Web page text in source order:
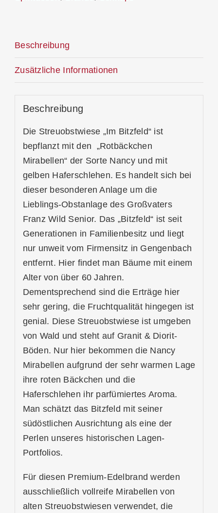
Beschreibung
Zusätzliche Informationen
Beschreibung
Die Streuobstwiese „Im Bitzfeld“ ist
bepflanzt mit den „Rotbäckchen
Mirabellen“ der Sorte Nancy und mit
gelben Haferschlehen. Es handelt sich bei
dieser besonderen Anlage um die
Lieblings-Obstanlage des Großvaters
Franz Wild Senior. Das „Bitzfeld“ ist seit
Generationen in Familienbesitz und liegt
nur unweit vom Firmensitz in Gengenbach
entfernt. Hier findet man Bäume mit einem
Alter von über 60 Jahren.
Dementsprechend sind die Erträge hier
sehr gering, die Fruchtqualität hingegen ist
genial. Diese Streuobstwiese ist umgeben
von Wald und steht auf Granit & Diorit-
Böden. Nur hier bekommen die Nancy
Mirabellen aufgrund der sehr warmen Lage
ihre roten Bäckchen und die
Haferschlehen ihr parfümiertes Aroma.
Man schätzt das Bitzfeld mit seiner
südöstlichen Ausrichtung als eine der
Perlen unseres historischen Lagen-
Portfolios.
Für diesen Premium-Edelbrand werden
ausschließlich vollreife Mirabellen von
alten Streuobstwiesen verwendet, die